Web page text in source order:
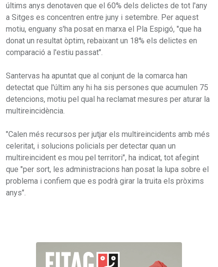
últims anys denotaven que el 60% dels delictes de tot l'any
a Sitges es concentren entre juny i setembre. Per aquest
motiu, enguany s'ha posat en marxa el Pla Espigó, "que ha
donat un resultat òptim, rebaixant un 18% els delictes en
comparació a l'estiu passat".
Santervas ha apuntat que al conjunt de la comarca han
detectat que l'últim any hi ha sis persones que acumulen 75
detencions, motiu pel qual ha reclamat mesures per aturar la
multireincidència.
"Calen més recursos per jutjar els multireincidents amb més
celeritat, i solucions policials per detectar quan un
multireincident es mou pel territori", ha indicat, tot afegint
que "per sort, les administracions han posat la lupa sobre el
problema i confiem que es podrà girar la truita els pròxims
anys".